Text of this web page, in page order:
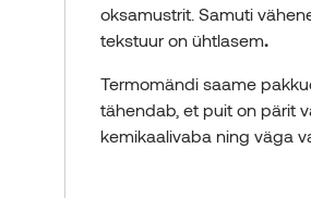
oksamustrit. Samuti
tekstuur on ühtlasem.
Termomändi saame
tähendab, et puit on pärit
kemikaalivaba ning väga